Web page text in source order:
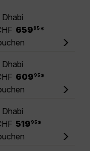
659 95 *
609 95 *
519 95 *